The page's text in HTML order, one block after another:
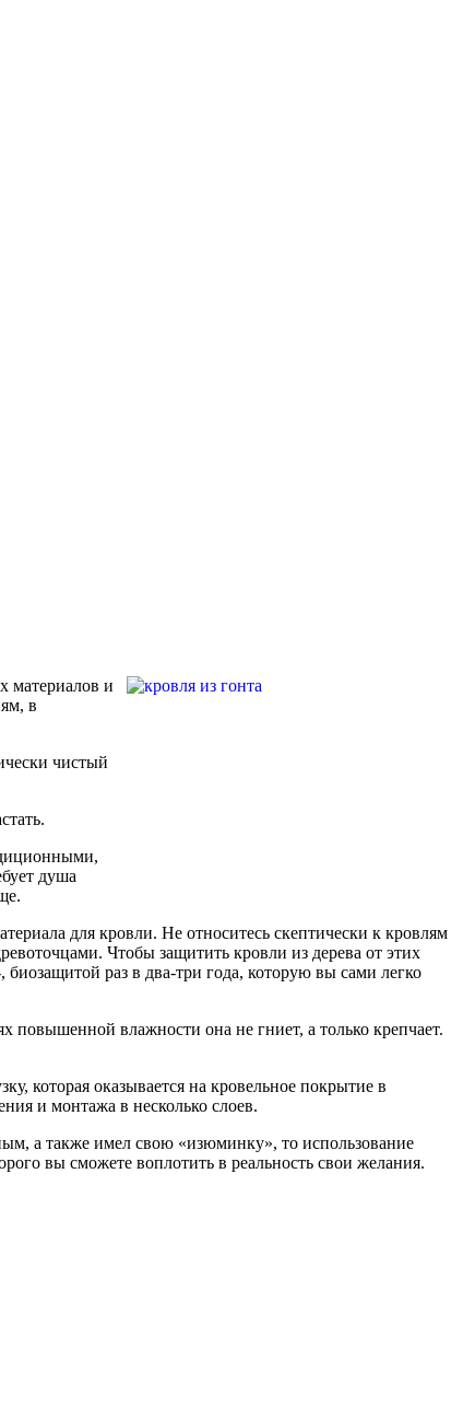
материалов и
в
чистый
душа
для кровли. Не относитесь скептически к кровлям
Чтобы защитить кровли из дерева от этих
раз в два-три года, которую вы сами легко
повышенной влажности она не гниет, а только крепчает.
которая оказывается на кровельное покрытие в
и монтажа в несколько слоев.
а также имел свою «изюминку», то использование
вы сможете воплотить в реальность свои желания.